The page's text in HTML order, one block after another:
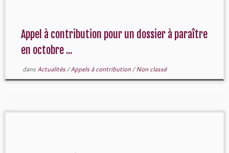
Appel à contribution pour un dossier à paraître
en octobre ...
dans Actualités/Appels à contribution/Non classé